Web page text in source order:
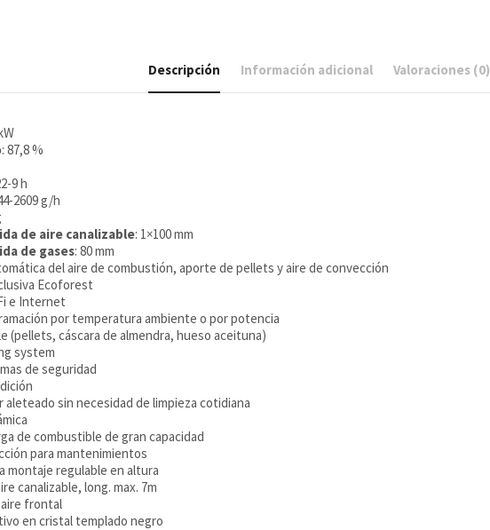
Descripción Información adicional Valoraciones (0)
: 87,8 %
9 h
2609 g/h
de aire canalizable: 1×100 mm
de gases: 80 mm
del aire de combustión, aporte de pellets y aire de convección
Ecoforest
e Internet
por temperatura ambiente o por potencia
(pellets, cáscara de almendra, hueso aceituna)
system
de seguridad
aleteado sin necesidad de limpieza cotidiana
de combustible de gran capacidad
para mantenimientos
montaje regulable en altura
canalizable, long. max. 7m
aire frontal
en cristal templado negro